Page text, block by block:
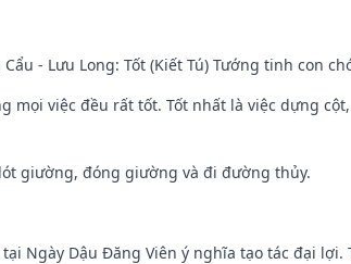
Cẩu - Lưu Long: Tốt (Kiết Tú) Tướng tinh con
mọi việc đều rất tốt. Tốt nhất là việc dựng
giường, đóng giường và đi đường thủy.
tại Ngày Dậu Đăng Viên ý nghĩa tạo tác đại